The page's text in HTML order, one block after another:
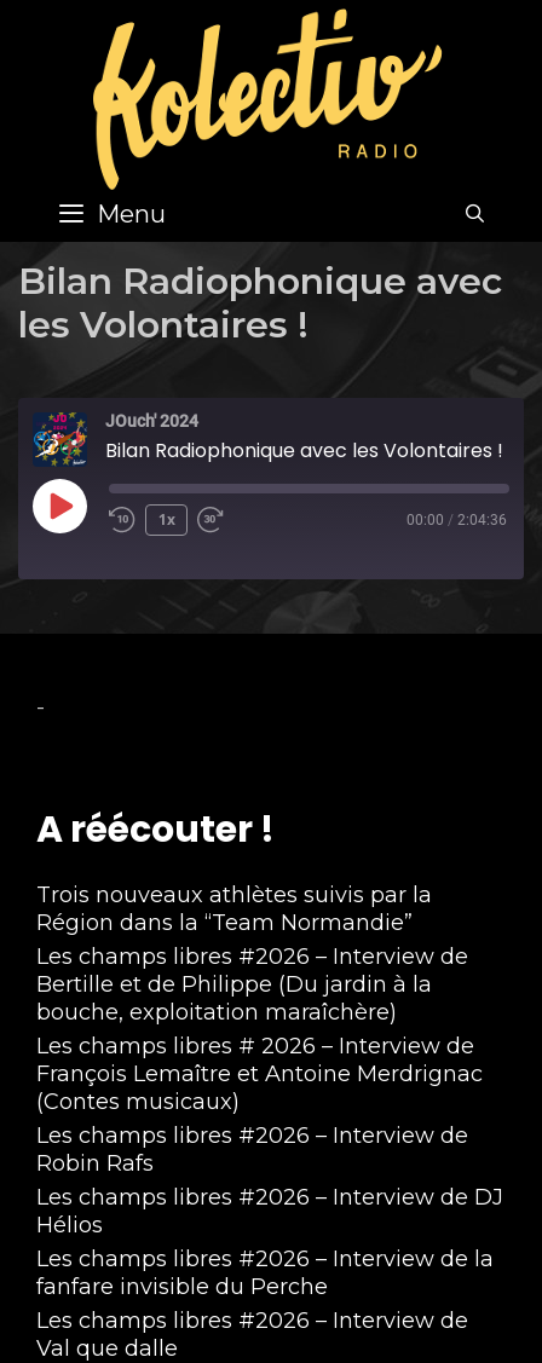
content
Menu
Bilan Radiophonique avec
les Volontaires !
JOuch' 2024
Bilan Radiophonique avec les Volontaires !
Play
1x 00:00 / 2:04:36
-
A réécouter !
Trois nouveaux athlètes suivis par la
Région dans la “Team Normandie”
Les champs libres #2026 – Interview de
Bertille et de Philippe (Du jardin à la
bouche, exploitation maraîchère)
Les champs libres # 2026 – Interview de
François Lemaître et Antoine Merdrignac
(Contes musicaux)
Les champs libres #2026 – Interview de
Robin Rafs
Les champs libres #2026 – Interview de DJ
Hélios
Les champs libres #2026 – Interview de la
fanfare invisible du Perche
Les champs libres #2026 – Interview de
Val que dalle